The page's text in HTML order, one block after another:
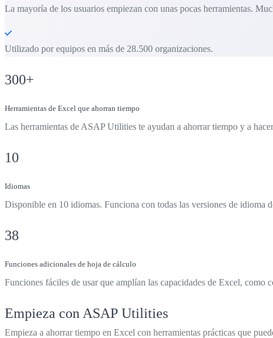
La mayoría de los usuarios empiezan con unas pocas herramientas.
Utilizado por equipos en más de 28.500 organizaciones.
300+
Herramientas de Excel que ahorran tiempo
Las herramientas de ASAP Utilities te ayudan a ahorrar tiempo y a
10
Idiomas
Disponible en 10 idiomas. Funciona con todas las versiones de
38
Funciones adicionales de hoja de cálculo
Funciones fáciles de usar que amplían las capacidades de Excel, como
Empieza con ASAP Utilities
Empieza a ahorrar tiempo en Excel con herramientas prácticas que